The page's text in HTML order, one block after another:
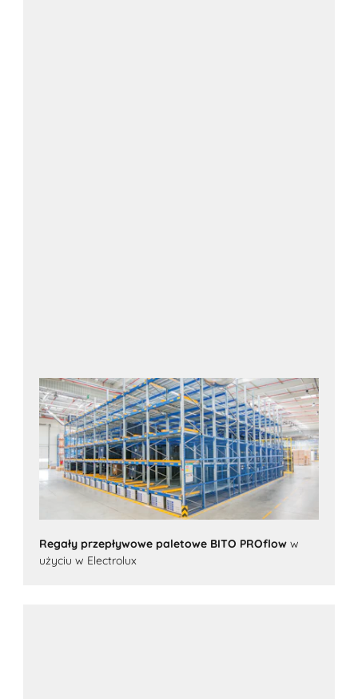
Regały przepływowe paletowe BITO PROflow w
użyciu w Electrolux